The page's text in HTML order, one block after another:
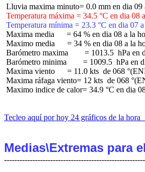
Temperatura máxima = 34.5 °C en dia 08
Temperatura mínima = 23.3 °C en dia 07
Maxima media      = 64 % en dia 08 a la
Maximo media      = 34 % en dia 08 a la
Barómetro maxima        = 1013.5  hPa en
Barómetro minima        = 1009.5  hPa en
Maxima viento      = 11.0 kts  de 068
Maxima ráfaga viento= 12 kts  de 068
Maximo indice de calor= 34.9 °C en dia
Tecleo aquí por hoy 24 gráficos de la hora
Medias\Extremas para